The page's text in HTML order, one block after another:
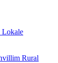
Lokale
Rural